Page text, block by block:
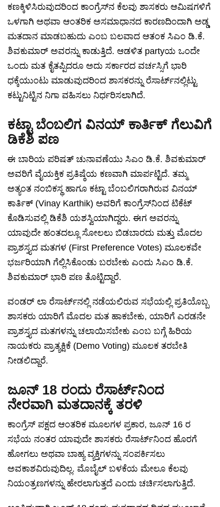
ಕಣಕ್ಕಿಳಿಸಿರುವುದರಿಂದ ಕಾಂಗ್ರೆಸ್‌ನ ಕೆಲವು ಶಾಸಕರು ಆಮಿಷಗಳಿಗೆ
ಒಳಗಾಗಿ ಅಥವಾ ಆಂತರಿಕ ಅಸಮಾಧಾನದ ಕಾರಣದಿಂದಾಗಿ ಅಡ್ಡ
ಮತದಾನ ಮಾಡಬಹುದು ಎಂಬ ಬಲವಾದ ಆತಂಕ ಸಿಎಂ ಡಿ.ಕೆ.
ಶಿವಕುಮಾರ್ ಅವರನ್ನು ಕಾಡುತ್ತಿದೆ. ಆಡಳಿತ partyಯ ಒಂದೇ
ಒಂದು ಮತ ಕೈತಪ್ಪಿದರೂ ಅದು ಸರ್ಕಾರದ ವರ್ಚಸ್ಸಿಗೆ ಭಾರಿ
ಧಕ್ಕೆಯುಂಟು ಮಾಡುವುದರಿಂದ ಶಾಸಕರನ್ನು ರೆಸಾರ್ಟ್‌ನಲ್ಲಿಟ್ಟು
ಕಟ್ಟುನಿಟ್ಟಿನ ನಿಗಾ ವಹಿಸಲು ನಿರ್ಧರಿಸಲಾಗಿದೆ.
ಕಟ್ಟಾ ಬೆಂಬಲಿಗ ವಿನಯ್ ಕಾರ್ತಿಕ್ ಗೆಲುವಿಗೆ
ಡಿಕೆಶಿ ಪಣ
ಈ ಬಾರಿಯ ಪರಿಷತ್ ಚುನಾವಣೆಯು ಸಿಎಂ ಡಿ.ಕೆ. ಶಿವಕುಮಾರ್
ಅವರಿಗೆ ವೈಯಕ್ತಿಕ ಪ್ರತಿಷ್ಠೆಯ ಕಣವಾಗಿ ಮಾರ್ಪಟ್ಟಿದೆ. ತಮ್ಮ
ಅತ್ಯಂತ ನಂಬಿಕಸ್ಥ ಹಾಗೂ ಕಟ್ಟಾ ಬೆಂಬಲಿಗರಾಗಿರುವ ವಿನಯ್
ಕಾರ್ತಿಕ್ (Vinay Karthik) ಅವರಿಗೆ ಕಾಂಗ್ರೆಸ್‌ನಿಂದ ಟಿಕೆಟ್
ಕೊಡಿಸುವಲ್ಲಿ ಡಿಕೆಶಿ ಯಶಸ್ವಿಯಾಗಿದ್ದರು. ಈಗ ಅವರನ್ನು
ಯಾವುದೇ ಹಂತದಲ್ಲೂ ಸೋಲಲು ಬಿಡಬಾರದು ಮತ್ತು ಮೊದಲ
ಪ್ರಾಶಸ್ತ್ಯದ ಮತಗಳ (First Preference Votes) ಮೂಲಕವೇ
ಭರ್ಜರಿಯಾಗಿ ಗೆಲ್ಲಿಸಿಕೊಂಡು ಬರಬೇಕು ಎಂದು ಸಿಎಂ ಡಿ.ಕೆ.
ಶಿವಕುಮಾರ್ ಭಾರಿ ಪಣ ತೊಟ್ಟಿದ್ದಾರೆ.
ವಂಡರ್ ಲಾ ರೆಸಾರ್ಟ್‌ನಲ್ಲಿ ನಡೆಯಲಿರುವ ಸಭೆಯಲ್ಲಿ ಪ್ರತಿಯೊಬ್ಬ
ಶಾಸಕರು ಯಾರಿಗೆ ಮೊದಲ ಮತ ಹಾಕಬೇಕು, ಯಾರಿಗೆ ಎರಡನೇ
ಪ್ರಾಶಸ್ತ್ಯದ ಮತಗಳನ್ನು ಚಲಾಯಿಸಬೇಕು ಎಂಬ ಬಗ್ಗೆ ಹಿರಿಯ
ನಾಯಕರು ಪ್ರಾತ್ಯಕ್ಷಿಕೆ (Demo Voting) ಮೂಲಕ ತರಬೇತಿ
ನೀಡಲಿದ್ದಾರೆ.
ಜೂನ್ 18 ರಂದು ರೆಸಾರ್ಟ್‌ನಿಂದ
ನೇರವಾಗಿ ಮತದಾನಕ್ಕೆ ತರಳಿ
ಕಾಂಗ್ರೆಸ್ ಪಕ್ಷದ ಆಂತರಿಕ ಮೂಲಗಳ ಪ್ರಕಾರ, ಜೂನ್ 16 ರ
ಸಭೆಯ ನಂತರ ಯಾವುದೇ ಶಾಸಕರು ರೆಸಾರ್ಟ್‌ನಿಂದ ಹೊರಗೆ
ಹೋಗಲು ಅಥವಾ ಬಾಹ್ಯ ವ್ಯಕ್ತಿಗಳನ್ನು ಸಂಪರ್ಕಿಸಲು
ಅವಕಾಶವಿರುವುದಿಲ್ಲ. ಮೊಬೈಲ್ ಬಳಕೆಯ ಮೇಲೂ ಕೆಲವು
ನಿಯಂತ್ರಣಗಳನ್ನು ಹೇರಲಾಗುತ್ತದೆ ಎಂದು ಚರ್ಚಿಸಲಾಗುತ್ತಿದೆ.